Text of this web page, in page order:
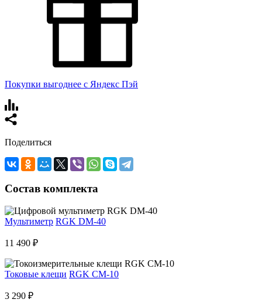
Покупки выгоднее с Яндекс Пэй
Поделиться
Состав комплекта
Мультиметр RGK DM-40
11 490 ₽
Токовые клещи RGK CM-10
3 290 ₽